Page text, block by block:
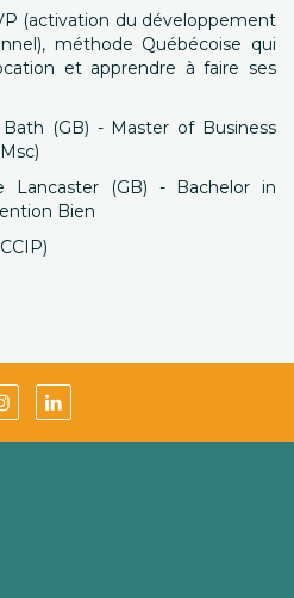
(activation du développement
méthode Québécoise qui
et apprendre à faire ses
(GB) - Master of Business
Lancaster (GB) - Bachelor in
Bien